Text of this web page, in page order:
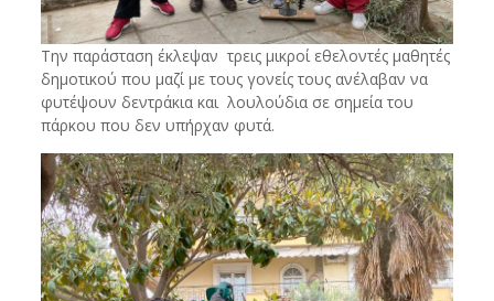
Την παράσταση έκλεψαν τρεις μικροί εθελοντές μαθητές
δημοτικού που μαζί με τους γονείς τους ανέλαβαν να
φυτέψουν δεντράκια και λουλούδια σε σημεία του
πάρκου που δεν υπήρχαν φυτά.